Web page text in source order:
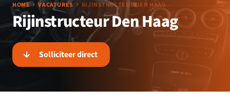
HOME VACATURES RIJINSTRUCTEUR DEN HAAG
Rijinstructeur Den Haag
Solliciteer direct